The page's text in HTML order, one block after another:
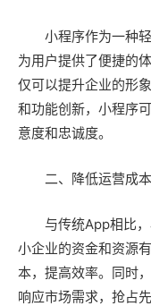
小程序作为一种
为用户提供了便捷的
仅可以提升企业的形
和功能创新，小程序
意度和忠诚度。
二、降低运营成
与传统App相比
小企业的资金和资源
本，提高效率。同时
响应市场需求，抢占先